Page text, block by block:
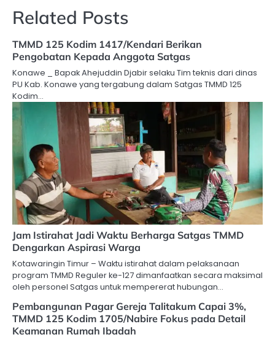
Related Posts
TMMD 125 Kodim 1417/Kendari Berikan
Pengobatan Kepada Anggota Satgas
Konawe _ Bapak Ahejuddin Djabir selaku Tim teknis dari dinas
PU Kab. Konawe yang tergabung dalam Satgas TMMD 125
Kodim…
Jam Istirahat Jadi Waktu Berharga Satgas TMMD
Dengarkan Aspirasi Warga
Kotawaringin Timur – Waktu istirahat dalam pelaksanaan
program TMMD Reguler ke-127 dimanfaatkan secara maksimal
oleh personel Satgas untuk mempererat hubungan…
Pembangunan Pagar Gereja Talitakum Capai 3%,
TMMD 125 Kodim 1705/Nabire Fokus pada Detail
Keamanan Rumah Ibadah